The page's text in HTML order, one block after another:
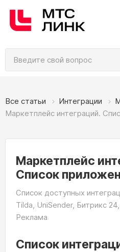
Все статьи Интеграции
Маркетплейс интеграций.
Маркетплейс
Список
Список доступных
Tilda, UniSender, Битрикс
Реклама
Список